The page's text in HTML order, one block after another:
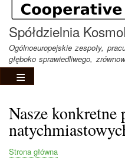
Spółdzielnia
Ogólnoeuropejskie zespoły,
głęboko sprawiedliwego,
Nasze konkretne
Strona główna